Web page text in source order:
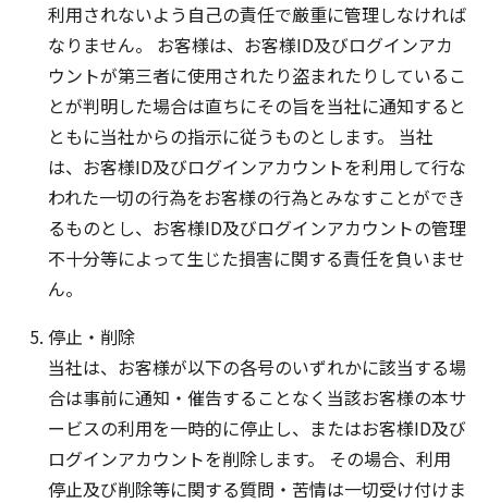
利用されないよう自己の責任で厳重に管理しなければ
なりません。 お客様は、お客様ID及びログインアカ
ウントが第三者に使用されたり盗まれたりしているこ
とが判明した場合は直ちにその旨を当社に通知すると
ともに当社からの指示に従うものとします。 当社
は、お客様ID及びログインアカウントを利用して行な
われた一切の行為をお客様の行為とみなすことができ
るものとし、お客様ID及びログインアカウントの管理
不十分等によって生じた損害に関する責任を負いませ
ん。
停止・削除
当社は、お客様が以下の各号のいずれかに該当する場
合は事前に通知・催告することなく当該お客様の本サ
ービスの利用を一時的に停止し、またはお客様ID及び
ログインアカウントを削除します。 その場合、利用
停止及び削除等に関する質問・苦情は一切受け付けま